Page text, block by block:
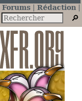
Forums
Rédaction